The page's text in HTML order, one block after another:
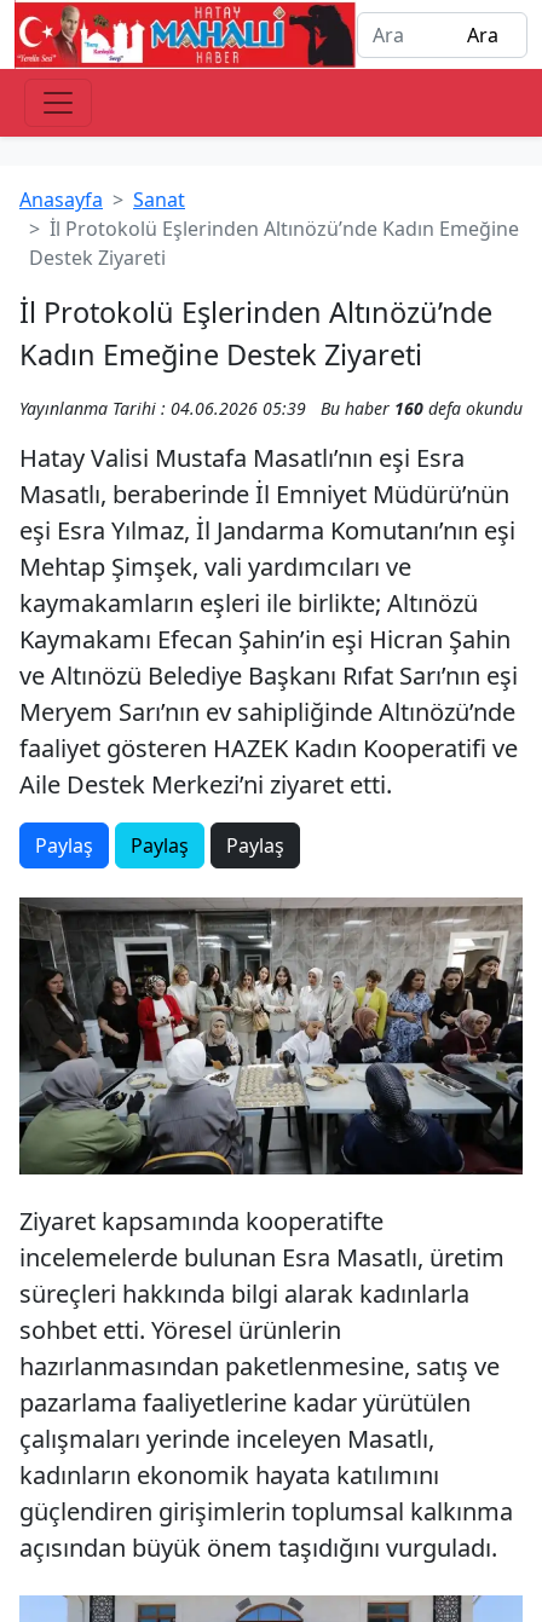
Anasayfa
Sanat
İl Protokolü Eşlerinden Altınözü’nde Kadın Emeğine
Destek Ziyareti
İl Protokolü Eşlerinden Altınözü’nde
Kadın Emeğine Destek Ziyareti
Yayınlanma Tarihi : 04.06.2026 05:39 Bu haber 160 defa okundu
Hatay Valisi Mustafa Masatlı’nın eşi Esra
Masatlı, beraberinde İl Emniyet Müdürü’nün
eşi Esra Yılmaz, İl Jandarma Komutanı’nın eşi
Mehtap Şimşek, vali yardımcıları ve
kaymakamların eşleri ile birlikte; Altınözü
Kaymakamı Efecan Şahin’in eşi Hicran Şahin
ve Altınözü Belediye Başkanı Rıfat Sarı’nın eşi
Meryem Sarı’nın ev sahipliğinde Altınözü’nde
faaliyet gösteren HAZEK Kadın Kooperatifi ve
Aile Destek Merkezi’ni ziyaret etti.
Paylaş Paylaş Paylaş
Ziyaret kapsamında kooperatifte
incelemelerde bulunan Esra Masatlı, üretim
süreçleri hakkında bilgi alarak kadınlarla
sohbet etti. Yöresel ürünlerin
hazırlanmasından paketlenmesine, satış ve
pazarlama faaliyetlerine kadar yürütülen
çalışmaları yerinde inceleyen Masatlı,
kadınların ekonomik hayata katılımını
güçlendiren girişimlerin toplumsal kalkınma
açısından büyük önem taşıdığını vurguladı.